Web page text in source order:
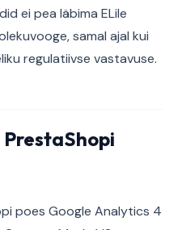
ei pea läbima ELile
samal ajal kui
regulatiivse vastavuse.
poes Google Analytics 4